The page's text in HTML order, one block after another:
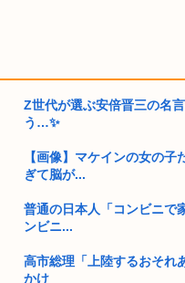
Z世代が選ぶ安倍晋三の名
う…✨
【画像】マケインの女の
ぎて脳が...
普通の日本人「コンビニで
ンビニ...
高市総理「上陸するおそれ
かけ